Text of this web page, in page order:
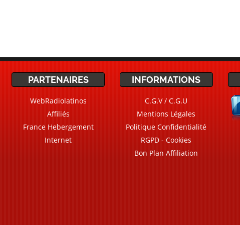
PARTENAIRES
WebRadiolatinos
Affiliés
France Hebergement
Internet
INFORMATIONS
C.G.V / C.G.U
Mentions Légales
Politique Confidentialité
RGPD - Cookies
Bon Plan Affiliation